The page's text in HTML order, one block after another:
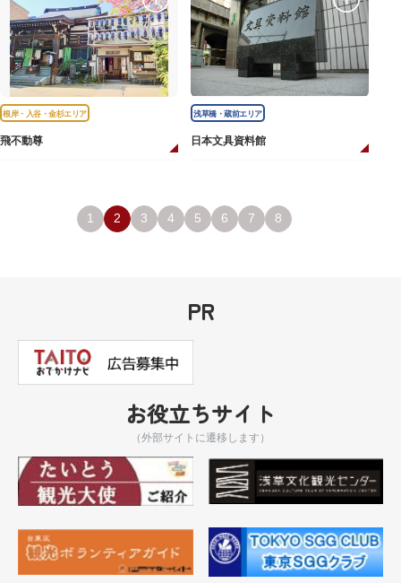
根岸・入谷・金杉エリア
飛不動尊
浅草橋・蔵前エリア
日本文具資料館
1 2 3 4 5 6 7 8
PR
お役立ちサイト
（外部サイトに遷移します）